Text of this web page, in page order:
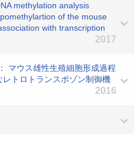
methylation analysis
of the mouse
with transcription
2017
マウス雄性生殖細胞形成過程
トロトランスポゾン制御機
2016